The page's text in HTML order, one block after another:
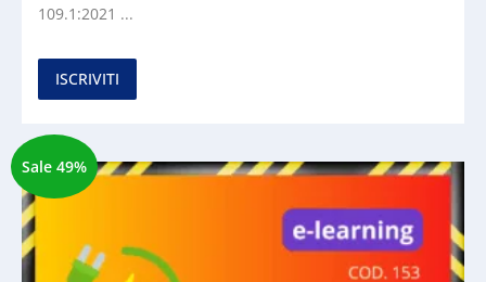
109.1:2021 ...
ISCRIVITI
Sale 49%